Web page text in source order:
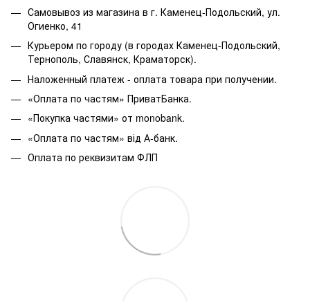
Самовывоз из магазина в г. Каменец-Подольский, ул.
Огиенко, 41
Курьером по городу (в городах Каменец-Подольский,
Тернополь, Славянск, Краматорск).
Наложенный платеж - оплата товара при получении.
«Оплата по частям» ПриватБанка.
«Покупка частями» от monobank.
«Оплата по частям» від А-банк.
Оплата по реквизитам ФЛП